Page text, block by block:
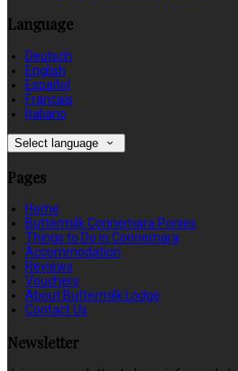
Language
Deutsch
English
Español
Français
Italiano
Select language
Pages
Home
Buttermilk Connemara Ponies
Things to Do in Connemara
Accommodation
Reviews
Vouchers
About Buttermilk Lodge
Contact Us
Newsletter